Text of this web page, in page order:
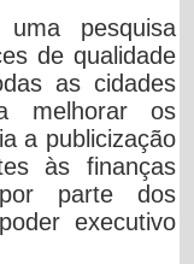
pesquisa
de qualidade
as cidades
melhorar os
a publicização
às finanças
parte dos
executivo